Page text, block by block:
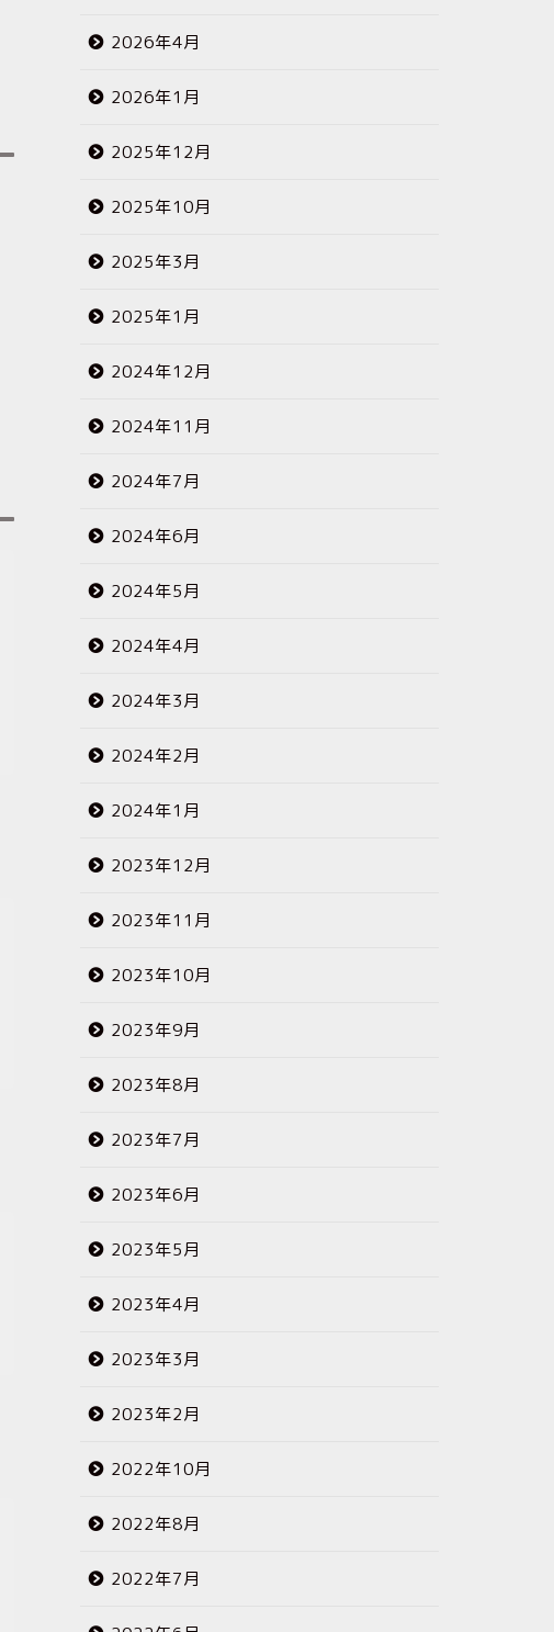
2026年4月
2026年1月
2025年12月
2025年10月
2025年3月
2025年1月
2024年12月
2024年11月
2024年7月
2024年6月
2024年5月
2024年4月
2024年3月
2024年2月
2024年1月
2023年12月
2023年11月
2023年10月
2023年9月
2023年8月
2023年7月
2023年6月
2023年5月
2023年4月
2023年3月
2023年2月
2022年10月
2022年8月
2022年7月